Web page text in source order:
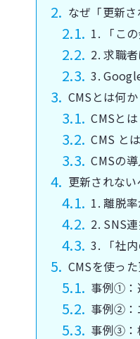
なぜ「更新
1. 「こ
2. 求職
3.
CMSとは何
CMSと
CMS と
CMSの
更新されな
1. 離脱
2. SNS
3. 「社
CMSを使っ
事例①：
事例②：
事例③：